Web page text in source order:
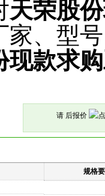
天荣股
家、型
现款求
请 后报价
规格